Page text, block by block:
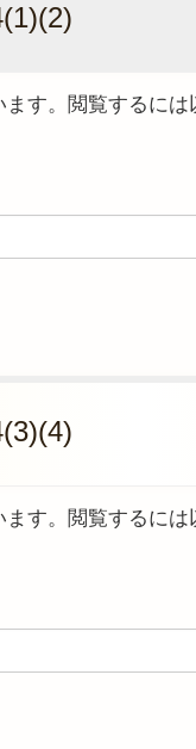
す。閲覧するには
す。閲覧するには